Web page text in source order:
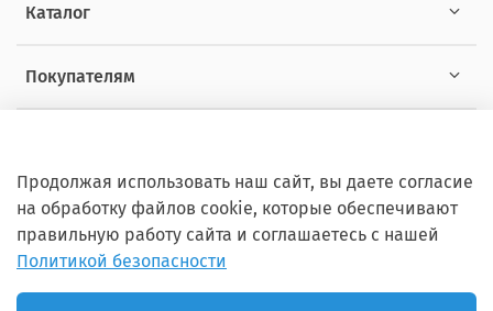
Каталог
Покупателям
Copyright © 2012 - 2026 ZOOSET Все права защищены.
Продолжая использовать наш сайт, вы даете согласие
на обработку файлов cookie, которые обеспечивают
правильную работу сайта и соглашаетесь с нашей
Политикой безопасности